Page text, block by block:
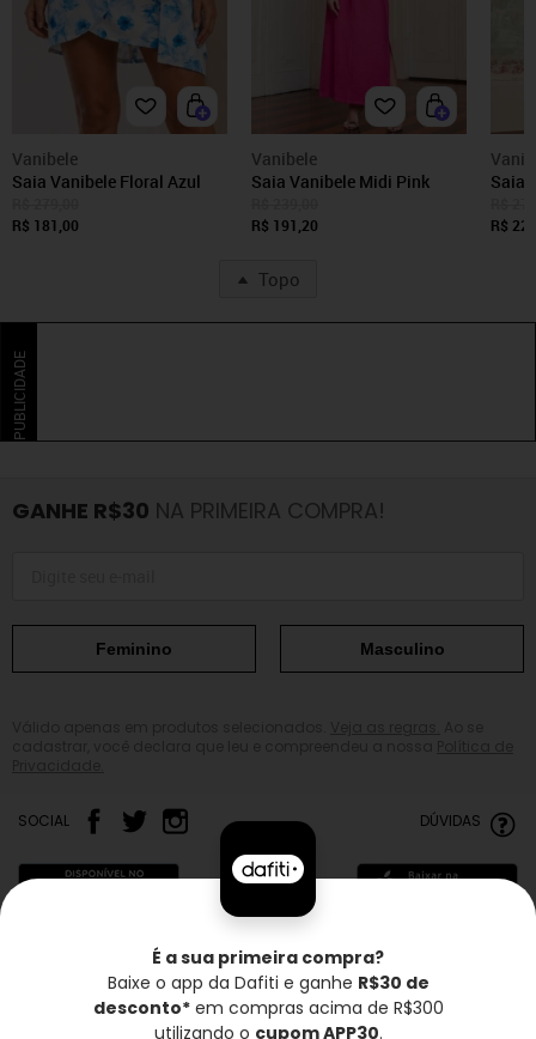
Vanibele
Saia Vanibele Floral Azul
R$ 181,00
Vanibele
Saia Vanibele Midi Pink
R$ 191,20
Saia
R$
Topo
PUBLICIDADE
GANHE R$30 NA PRIMEIRA COMPRA!
Feminino Masculino
SOCIAL DÚVIDAS
Frete grátis* Troca grátis Entrega rápida
É a sua primeira compra?
Baixe o app da Dafiti e ganhe R$30 de
desconto*em compras acima de R$300
utilizando o cupom APP30.